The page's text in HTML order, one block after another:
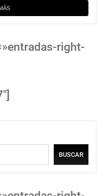
right-
BUSCAR